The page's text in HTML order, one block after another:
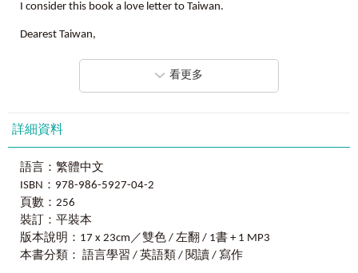
你可以更理所當然的登入facebook，
億個英文老師免費線上教學
據統計，全球9大英語系國家（美國、巴西、英國、加拿大、
澳大利亞、南非、新加坡、愛爾蘭、紐西蘭）facebook使用
請把握機會，利用facebook和他們做最直接的英語交流！
全方位培養 「 英語腦」，聽、說、讀、寫同步精進！
facebook
閱讀力
無敵師資團隊及學習平台The Best Teachers & Learning
2. 傳送訊息給外國朋友 Messaging Your Foreign Friends
3. 創立英文社團 Creating an English Group
Unit4獨一無二的英文筆記 Making Your Own Notes
I consider this book a love letter to Taiwan.
Dearest Taiwan,
You are a place I am so proud to call home. You possess so many
wonderful qualities of human soul, teeming culture which
patiently awaits outsiders to discover.
As amusing as this may sound, my bucket list consists of my
passionate desire to write a book about my life adventures. This
I give my mother credit for influencing my understanding of the
virtue of patience. She is a beautiful example of a gifted woman
with tender persistence, a strong will and a provider of perpetual
shelter. Although I believe that people shape their own destinies, I
couldn't be so hyperaware without her enlightens in my life. We all
need someone with whom we can really look up to, and my mom
看更多
詳細資料
語言：繁體中文
ISBN：978-986-5927-04-2
頁數：256
裝訂：平裝本
版本說明：17 x 23cm／雙色 / 左翻 / 1書 + 1 MP3
本書分類： 語言學習 / 英語類 / 閱讀 / 寫作